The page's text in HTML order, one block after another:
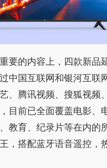
要的内容上，四款新品
中国互联网和银河互联
、腾讯视频、搜狐视频
目前已全面覆盖电影、
教育、纪录片等在内的
，搭配蓝牙语音遥控，